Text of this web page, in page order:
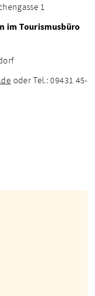
1
im Tourismusbüro
oder Tel.: 09431 45-